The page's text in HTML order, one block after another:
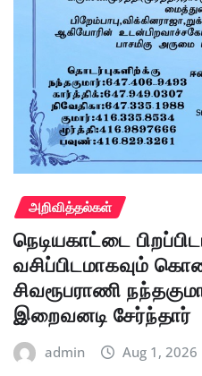
அறிவித்தல்கள்
நெடியகாட்டை
வசிப்பிடமாகவும்
சிவரூபராணி
இறைவனடி சேர்ந்தார்
admin Aug 1, 2026